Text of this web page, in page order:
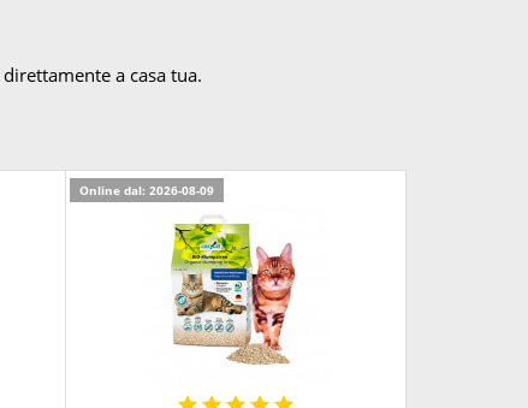
a casa tua.
Online dal: 2026-08-09